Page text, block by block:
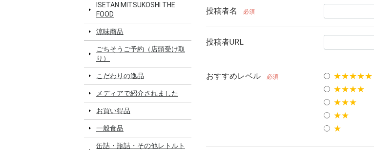
ISETAN MITSUKOSHI THE
FOOD
涼味商品
ごちそうご予約（店頭受け取
り）
こだわりの逸品
メディアで紹介されました
お買い得品
一般食品
缶詰・瓶詰・その他レトルト
投稿者名 必須
投稿者URL
おすすめレベル 必須
★★★★★
★★★★
★★★
★★
★